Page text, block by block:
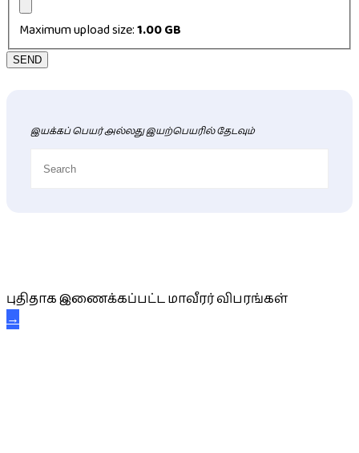
Maximum upload size:1.00 GB
SEND
இயக்கப் பெயர் அல்லது இயற்பெயரில் தேடவும்
புதிதாக இணைக்கப்பட்ட மாவீரர் விபரங்கள்
→